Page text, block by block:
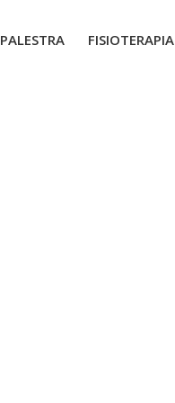
PALESTRA FISIOTERAPIA